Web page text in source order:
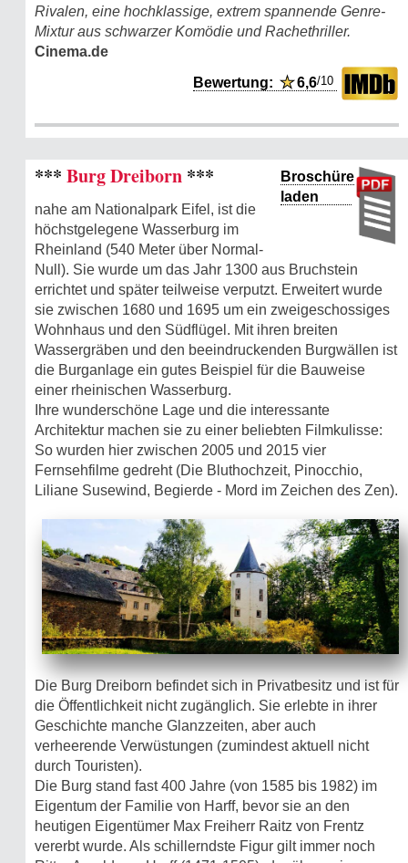
Rivalen, eine hochklassige, extrem spannende Genre-
Mixtur aus schwarzer Komödie und Rachethriller.
Cinema.de
Bewertung:★6,6/10
Broschüre
laden
*** Burg Dreiborn ***
nahe am Nationalpark Eifel, ist die
höchstgelegene Wasserburg im
Rheinland (540 Meter über Normal-
Null). Sie wurde um das Jahr 1300 aus Bruchstein
errichtet und später teilweise verputzt. Erweitert wurde
sie zwischen 1680 und 1695 um ein zweigeschossiges
Wohnhaus und den Südflügel. Mit ihren breiten
Wassergräben und den beeindruckenden Burgwällen ist
die Burganlage ein gutes Beispiel für die Bauweise
einer rheinischen Wasserburg.
Ihre wunderschöne Lage und die interessante
Architektur machen sie zu einer beliebten Filmkulisse:
So wurden hier zwischen 2005 und 2015 vier
Fernsehfilme gedreht (Die Bluthochzeit, Pinocchio,
Liliane Susewind, Begierde - Mord im Zeichen des Zen).
Die Burg Dreiborn befindet sich in Privatbesitz und ist für
die Öffentlichkeit nicht zugänglich. Sie erlebte in ihrer
Geschichte manche Glanzzeiten, aber auch
verheerende Verwüstungen (zumindest aktuell nicht
durch Touristen).
Die Burg stand fast 400 Jahre (von 1585 bis 1982) im
Eigentum der Familie von Harff, bevor sie an den
heutigen Eigentümer Max Freiherr Raitz von Frentz
vererbt wurde. Als schillerndste Figur gilt immer noch